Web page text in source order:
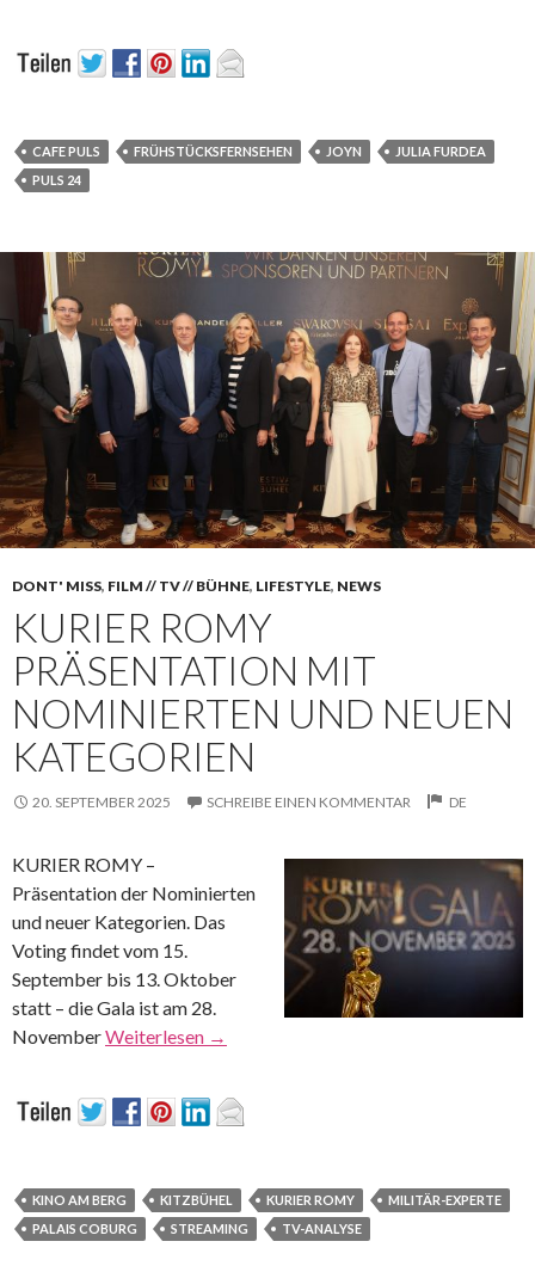
CAFE PULS FRÜHSTÜCKSFERNSEHEN JOYN
JULIA FURDEA
PULS 24
DONT' MISS, FILM // TV // BÜHNE, LIFESTYLE, NEWS
KURIER ROMY
PRÄSENTATION MIT
NOMINIERTEN UND NEUEN
KATEGORIEN
20. SEPTEMBER 2025 SCHREIBE EINEN KOMMENTAR DE
KURIER ROMY –
Präsentation der Nominierten
und neuer Kategorien. Das
Voting findet vom 15.
September bis 13. Oktober
statt – die Gala ist am 28.
NovemberWeiterlesen →
KINO AM BERG KITZBÜHEL KURIER ROMY
MILITÄR-EXPERTE
PALAIS COBURG
STREAMING TV-ANALYSE